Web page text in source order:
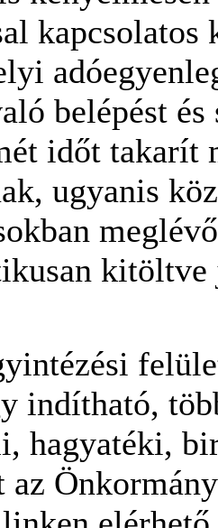
kapcsolatos
belépést
időt takarít
ugyanis
kitöltve
indítható,
hagyatéki,
az